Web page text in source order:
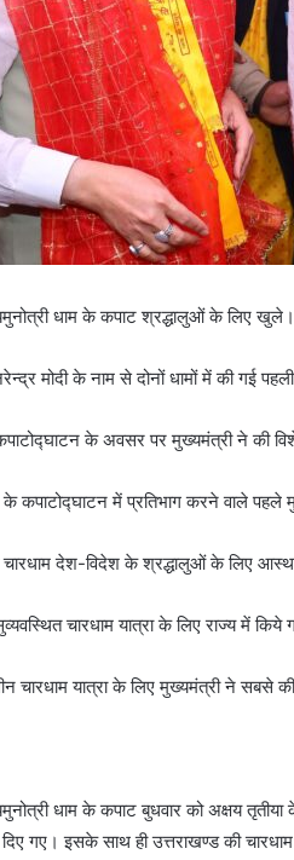
धाम के कपाट श्रद्धालुओं के लिए खुले।
मोदी के नाम से दोनों धामों में की गई
के अवसर पर मुख्यमंत्री ने की
के कपाटोद्घाटन में प्रतिभाग करने वाले पहले
चारधाम देश-विदेश के श्रद्धालुओं के लिए
चारधाम यात्रा के लिए राज्य में किये
चारधाम यात्रा के लिए मुख्यमंत्री ने सबसे
धाम के कपाट बुधवार को अक्षय
दिए गए। इसके साथ ही उत्तराखण्ड की